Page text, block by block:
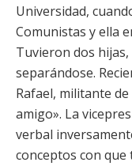
Universidad,
Comunistas y ella
Tuvieron dos
separándose.
Rafael, militante de
amigo». La
verbal
conceptos con que